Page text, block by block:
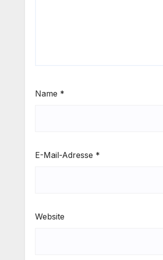
Name *
E-Mail-Adresse *
Website